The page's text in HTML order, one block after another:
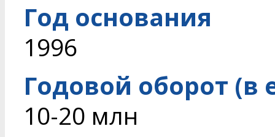
Год основания
1996
Годовой оборот (в
10-20 млн